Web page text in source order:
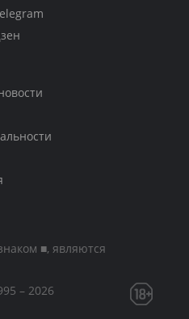
■, являются
– 2026